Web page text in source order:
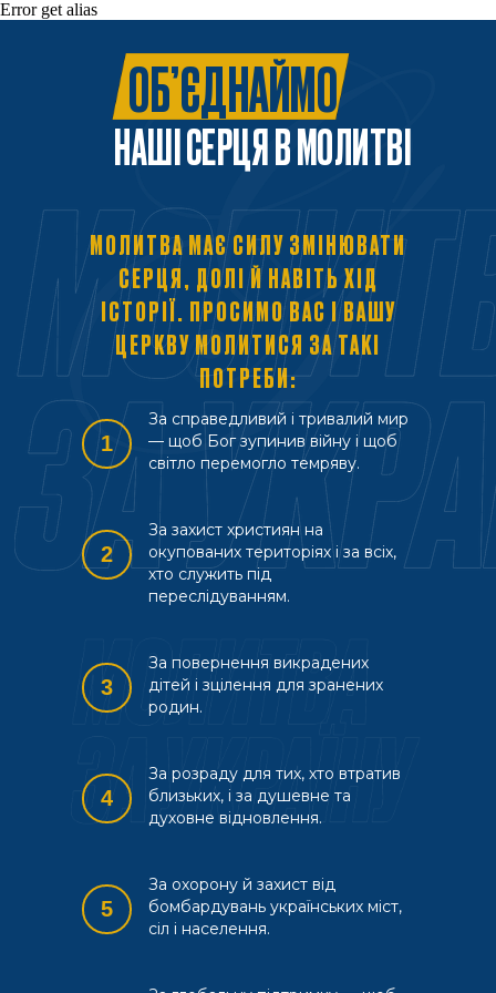
Error get alias
ОБ’ЄДНАЙМО
НАШІ СЕРЦЯ В МОЛИТВІ
МОЛИТВА МАЄ СИЛУ ЗМІНЮВАТИ
СЕРЦЯ, ДОЛІ Й НАВІТЬ ХІД
ІСТОРІЇ. ПРОСИМО ВАС І ВАШУ
ЦЕРКВУ МОЛИТИСЯ ЗА ТАКІ
ПОТРЕБИ:
За справедливий і тривалий мир
— щоб Бог зупинив війну і щоб
світло перемогло темряву.
За захист християн на
окупованих територіях і за всіх,
хто служить під
переслідуванням.
1
За повернення викрадених
дітей і зцілення для зранених
родин.
2
5
За охорону й захист від
бомбардувань українських міст,
сіл і населення.
4
За розраду для тих, хто втратив
близьких, і за душевне та
духовне відновлення.
3